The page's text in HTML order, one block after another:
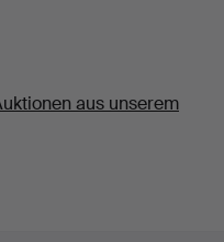
aus unserem